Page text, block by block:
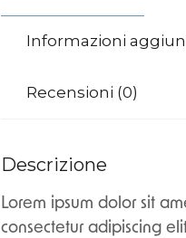
Informazioni
Recensioni (0)
Descrizione
Lorem ipsum dolor sit
consectetur adipiscing